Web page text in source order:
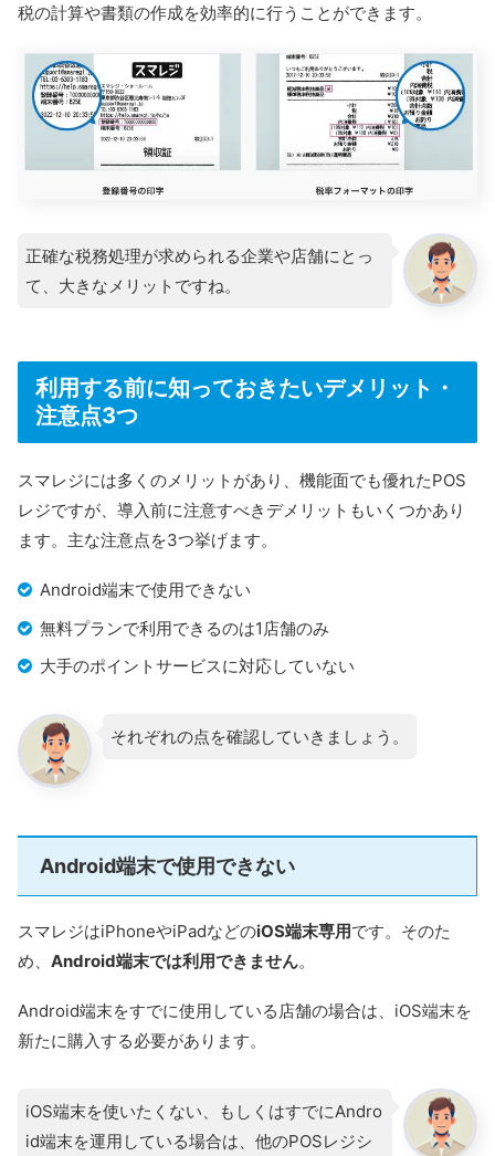
税の計算や書類の作成を効率的に行うことができます。
正確な税務処理が求められる企業や店舗にとっ
て、大きなメリットですね。
利用する前に知っておきたいデメリット・
注意点3つ
スマレジには多くのメリットがあり、機能面でも優れたPOS
レジですが、導入前に注意すべきデメリットもいくつかあり
ます。主な注意点を3つ挙げます。
Android端末で使用できない
無料プランで利用できるのは1店舗のみ
大手のポイントサービスに対応していない
それぞれの点を確認していきましょう。
Android端末で使用できない
スマレジはiPhoneやiPadなどのiOS端末専用です。そのた
め、 Android端末では利用できません。
Android端末をすでに使用している店舗の場合は、iOS端末を
新たに購入する必要があります。
iOS端末を使いたくない、もしくはすでにAndro
id端末を運用している場合は、他のPOSレジシ